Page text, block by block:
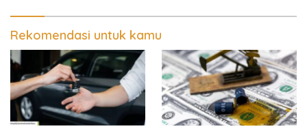
Rekomendasi untuk kamu